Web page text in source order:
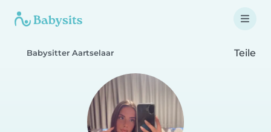
Babysitter Aartselaar Teile